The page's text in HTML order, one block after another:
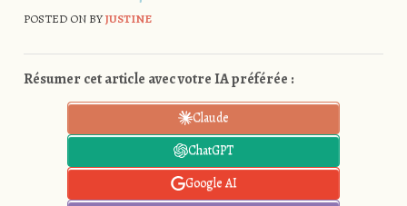
POSTED ON BYJUSTINE
Résumer cet article avec votre IA préférée :
Claude
ChatGPT
Google AI